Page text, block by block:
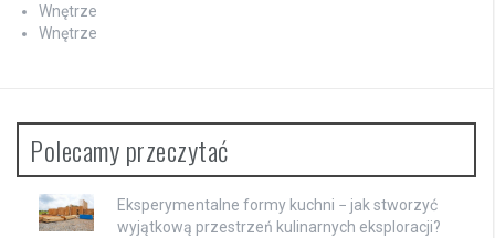
Wnętrze
Wnętrze
Polecamy przeczytać
Eksperymentalne formy kuchni − jak stworzyć
wyjątkową przestrzeń kulinarnych eksploracji?